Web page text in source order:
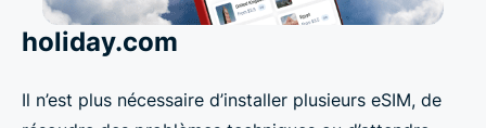
holiday.com
Il n’est plus nécessaire d’installer plusieurs eSIM, de